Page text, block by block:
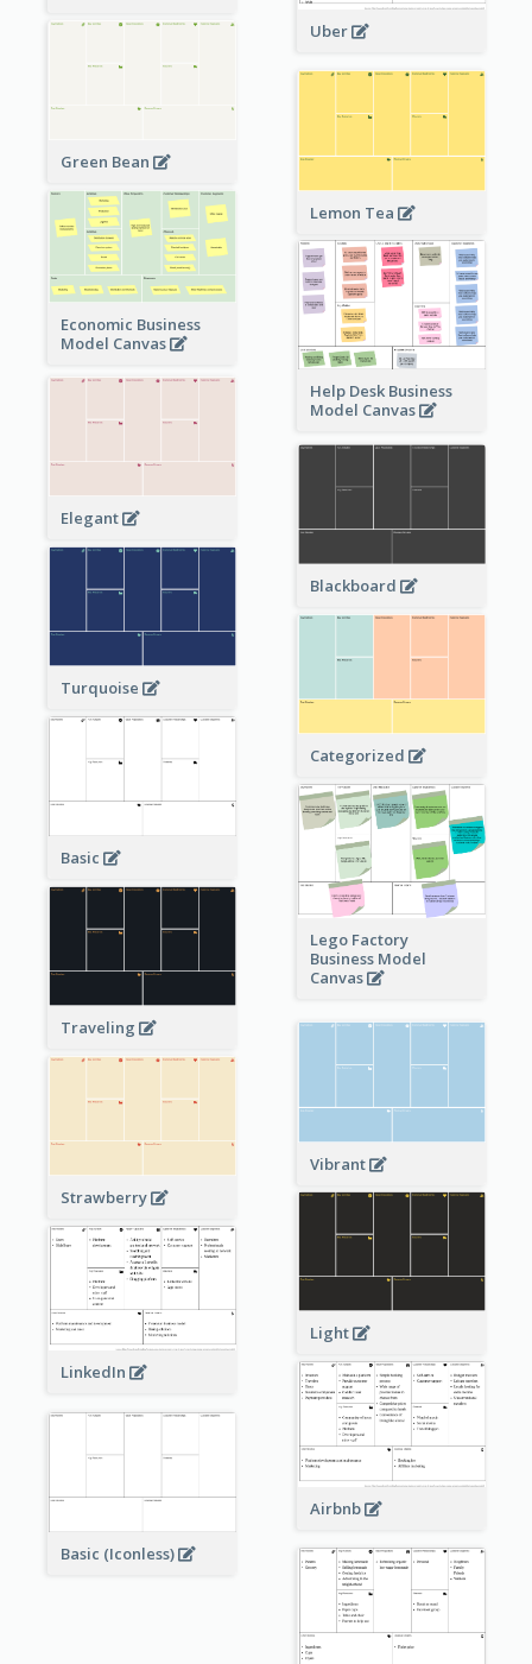
Uber
Green Bean
Lemon Tea
Economic Business
Model Canvas
Help Desk Business
Model Canvas
Elegant
Blackboard
Turquoise
Categorized
Basic
Lego Factory
Business Model
Canvas
Traveling
Vibrant
Strawberry
Light
LinkedIn
Airbnb
Basic (Iconless)